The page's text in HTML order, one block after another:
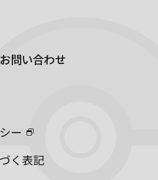
問い合わせ
ー
く表記